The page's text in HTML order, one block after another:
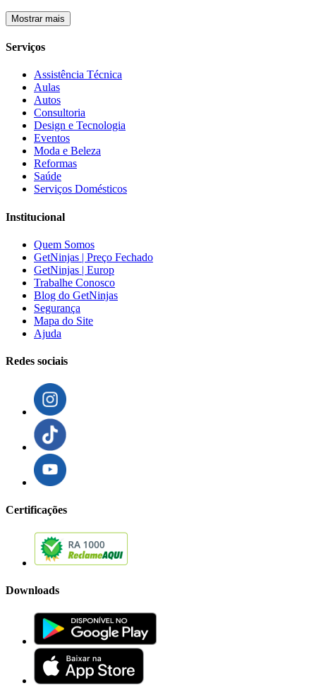
Mostrar mais
Serviços
Assistência Técnica
Aulas
Autos
Consultoria
Design e Tecnologia
Eventos
Moda e Beleza
Reformas
Saúde
Serviços Domésticos
Institucional
Quem Somos
GetNinjas | Preço Fechado
GetNinjas | Europ
Trabalhe Conosco
Blog do GetNinjas
Segurança
Mapa do Site
Ajuda
Redes sociais
Certificações
Downloads